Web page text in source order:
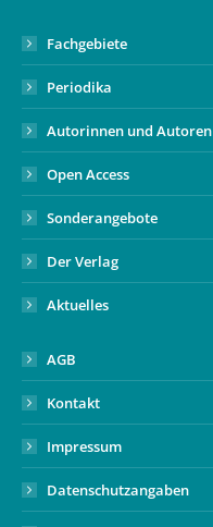
Fachgebiete
Periodika
Autorinnen und Autoren
Open Access
Sonderangebote
Der Verlag
Aktuelles
AGB
Kontakt
Impressum
Datenschutzangaben